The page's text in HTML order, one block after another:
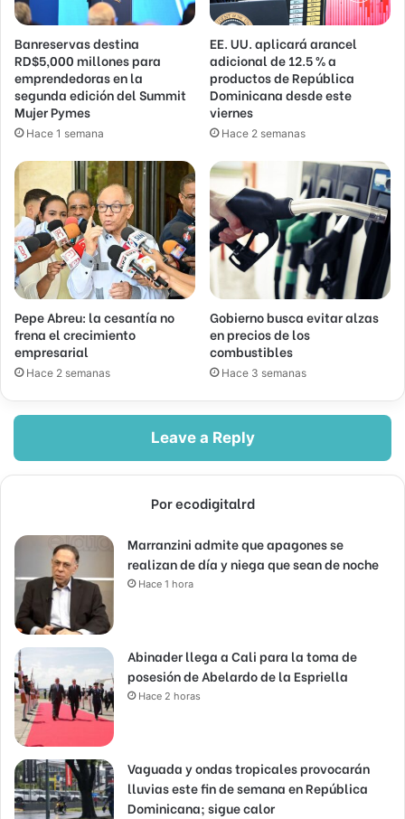
Banreservas destina
RD$5,000 millones para
emprendedoras en la
segunda edición del Summit
Mujer Pymes
Hace 1 semana
EE. UU. aplicará arancel
adicional de 12.5 % a
productos de República
Dominicana desde este
viernes
Hace 2 semanas
Pepe Abreu: la cesantía no
frena el crecimiento
empresarial
Hace 2 semanas
Gobierno busca evitar alzas
en precios de los
combustibles
Hace 3 semanas
Leave a Reply
Por ecodigitalrd
Marranzini admite que apagones se
realizan de día y niega que sean de noche
Hace 1 hora
Abinader llega a Cali para la toma de
posesión de Abelardo de la Espriella
Hace 2 horas
Vaguada y ondas tropicales provocarán
lluvias este fin de semana en República
Dominicana; sigue calor